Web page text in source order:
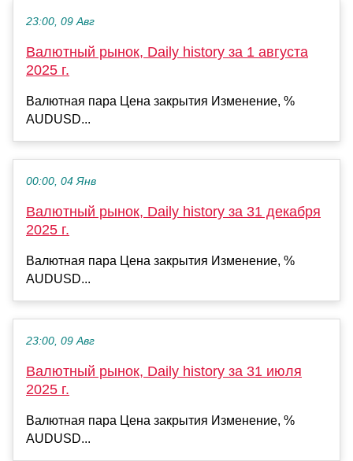
23:00, 09 Авг
Валютный рынок, Daily history за 1 августа
2025 г.
Валютная пара Цена закрытия Изменение, %
AUDUSD...
00:00, 04 Янв
Валютный рынок, Daily history за 31 декабря
2025 г.
Валютная пара Цена закрытия Изменение, %
AUDUSD...
23:00, 09 Авг
Валютный рынок, Daily history за 31 июля
2025 г.
Валютная пара Цена закрытия Изменение, %
AUDUSD...